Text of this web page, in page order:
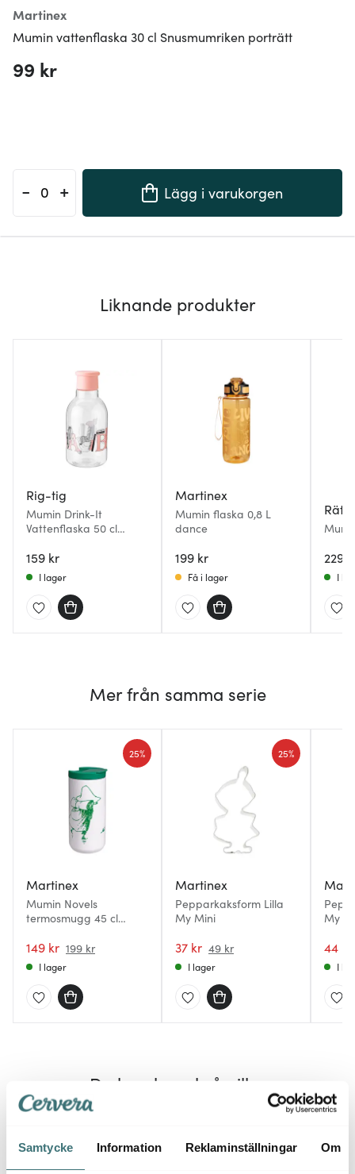
Samtycke Information Reklaminställningar Om
Martinex
Mumin vattenflaska 30 cl Snusmumriken porträtt
99 kr
- + Lägg i varukorgen
Liknande produkter
Rig-tig
Mumin Drink-It
Vattenflaska 50 cl
159 kr
I lager
Martinex
Mumin flaska 0,8 L
dance
199 kr
Få i lager
Rätt
229
I
Mer från samma serie
Martinex
Mumin Novels
termosmugg 45 cl
149 kr 199 kr
25%
I lager
Martinex
Pepparkaksform Lilla
My Mini
37 kr 49 kr
25%
I lager
My
44 kr
I
Du kanske också gillar